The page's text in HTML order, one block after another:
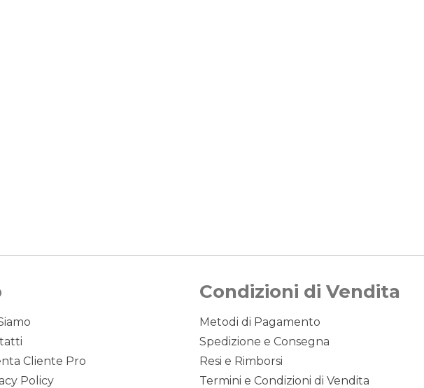
Cliente Pro
Policy
Condizioni di Vendita
Metodi di Pagamento
Spedizione e Consegna
Resi e Rimborsi
Termini e Condizioni di Vendita